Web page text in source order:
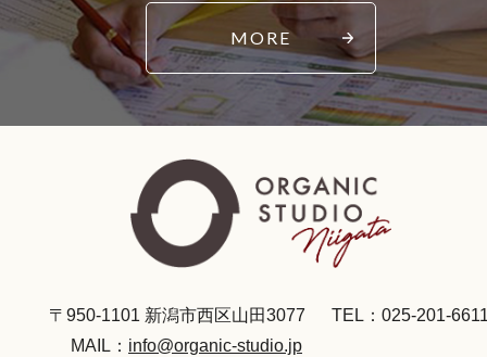
MORE
〒950-1101 新潟市西区山田3077
TEL：025-201-
MAIL： info@organic-studio.jp